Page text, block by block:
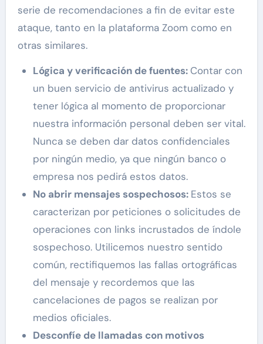
serie de recomendaciones a fin de evitar este
ataque, tanto en la plataforma Zoom como en
otras similares.
Lógica y verificación de fuentes: Contar con
un buen servicio de antivirus actualizado y
tener lógica al momento de proporcionar
nuestra información personal deben ser vital.
Nunca se deben dar datos confidenciales
por ningún medio, ya que ningún banco o
empresa nos pedirá estos datos.
No abrir mensajes sospechosos: Estos se
caracterizan por peticiones o solicitudes de
operaciones con links incrustados de índole
sospechoso. Utilicemos nuestro sentido
común, rectifiquemos las fallas ortográficas
del mensaje y recordemos que las
cancelaciones de pagos se realizan por
medios oficiales.
Desconfíe de llamadas con motivos